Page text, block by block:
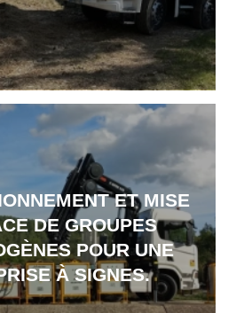
ET MISE
DE GROUPES
POUR UNE
À SIGNES.